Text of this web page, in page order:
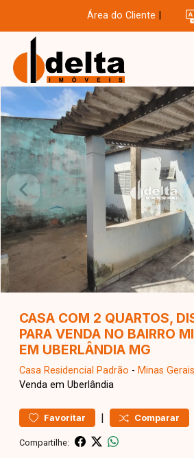
Área do Cliente
CASA COM 2 QUARTOS,
PARA VENDA NO BAIRRO
EM UBERLÂNDIA MG
Casa Residencial Padrão - Minas Gerais
Venda em Uberlândia
Favoritar | Comparar
Compartilhe: